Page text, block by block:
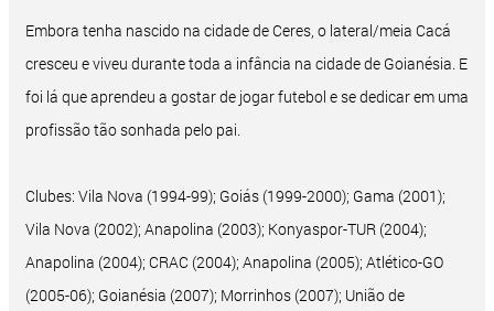
Embora tenha nascido na cidade de Ceres, o lateral/meia Cacá
cresceu e viveu durante toda a infância na cidade de Goianésia. E
foi lá que aprendeu a gostar de jogar futebol e se dedicar em uma
profissão tão sonhada pelo pai.
Clubes: Vila Nova (1994-99); Goiás (1999-2000); Gama (2001);
Vila Nova (2002); Anapolina (2003); Konyaspor-TUR (2004);
Anapolina (2004); CRAC (2004); Anapolina (2005); Atlético-GO
(2005-06); Goianésia (2007); Morrinhos (2007); União de